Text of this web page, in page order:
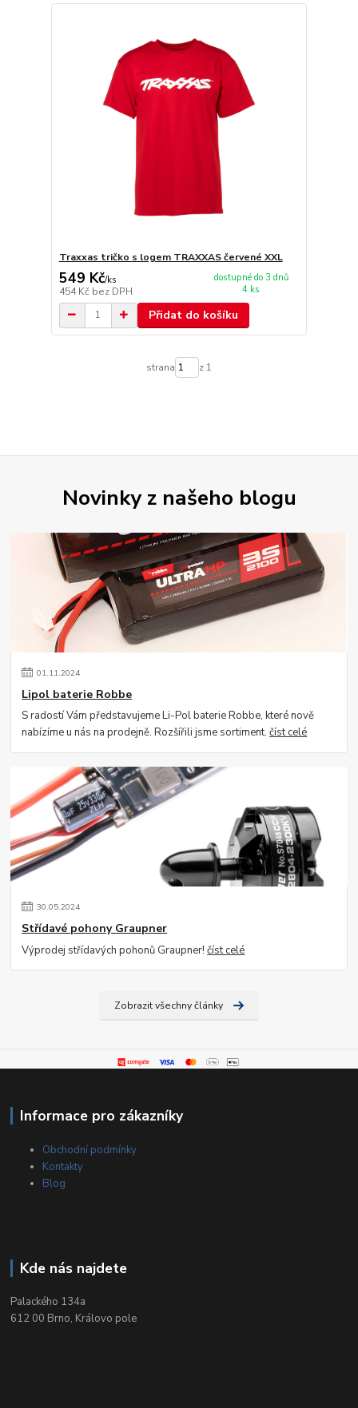
Traxxas tričko s logem TRAXXAS červené XXL
549 Kč/ks
454 Kč bez DPH
dostupné do 3 dnů
4 ks
Přidat do košíku
strana z 1
Novinky z našeho blogu
01.11.2024
Lipol baterie Robbe
S radostí Vám představujeme Li-Pol baterie Robbe, které nově
nabízíme u nás na prodejně. Rozšířili jsme sortiment.číst celé
30.05.2024
Střídavé pohony Graupner
Výprodej střídavých pohonů Graupner!číst celé
Zobrazit všechny články
Informace pro zákazníky
Obchodní podmínky
Kontakty
Blog
Kde nás najdete
Palackého 134a
612 00 Brno, Královo pole